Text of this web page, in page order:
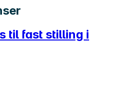
til fast stilling i